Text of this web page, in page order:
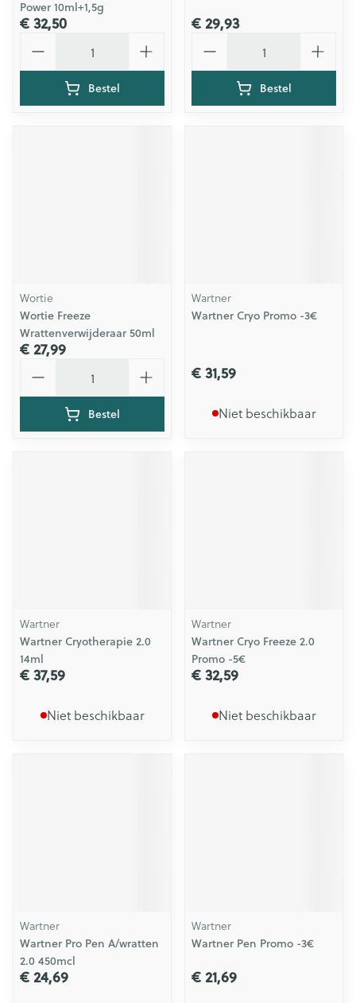
Power 10ml+1,5g
€ 32,50
Bestel
€ 29,93
Bestel
Wortie
Wortie Freeze
Wrattenverwijderaar 50ml
€ 27,99
Bestel
Wartner
Wartner Cryo Promo -3€
€ 31,59
Niet beschikbaar
Wartner
Wartner Cryotherapie 2.0
14ml
€ 37,59
Niet beschikbaar
Wartner
Wartner Cryo Freeze 2.0
Promo -5€
€ 32,59
Niet beschikbaar
Wartner
Wartner Pro Pen A/wratten
2.0 450mcl
€ 24,69
Wartner
Wartner Pen Promo -3€
€ 21,69